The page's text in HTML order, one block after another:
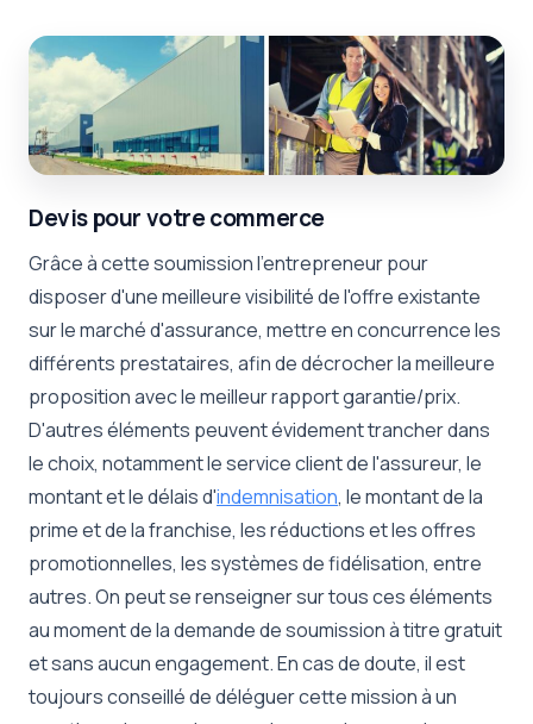
Devis pour votre commerce
Grâce à cette soumission l'entrepreneur pour
disposer d'une meilleure visibilité de l'offre existante
sur le marché d'assurance, mettre en concurrence les
différents prestataires, afin de décrocher la meilleure
proposition avec le meilleur rapport garantie/prix.
D'autres éléments peuvent évidement trancher dans
le choix, notamment le service client de l'assureur, le
montant et le délais d'indemnisation, le montant de la
prime et de la franchise, les réductions et les offres
promotionnelles, les systèmes de fidélisation, entre
autres. On peut se renseigner sur tous ces éléments
au moment de la demande de soumission à titre gratuit
et sans aucun engagement. En cas de doute, il est
toujours conseillé de déléguer cette mission à un